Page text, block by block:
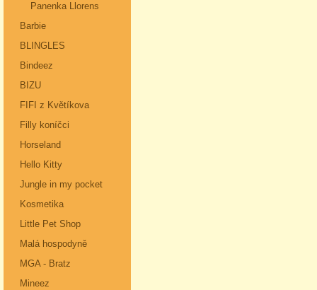
Panenka Llorens
Barbie
BLINGLES
Bindeez
BIZU
FIFI z Květíkova
Filly koníčci
Horseland
Hello Kitty
Jungle in my pocket
Kosmetika
Little Pet Shop
Malá hospodyně
MGA - Bratz
Mineez